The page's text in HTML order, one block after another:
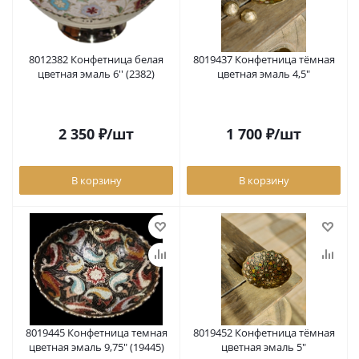
8012382 Конфетница белая
цветная эмаль 6'' (2382)
2 350 ₽/шт
В корзину
8019437 Конфетница тёмная
цветная эмаль 4,5"
1 700 ₽/шт
В корзину
8019445 Конфетница темная
цветная эмаль 9,75" (19445)
8019452 Конфетница тёмная
цветная эмаль 5"